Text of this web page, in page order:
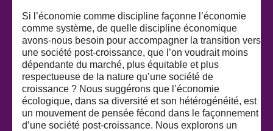
Si l’économie comme discipline façonne l’économie
comme système, de quelle discipline économique
avons-nous besoin pour accompagner la transition vers
une société post-croissance, que l’on voudrait moins
dépendante du marché, plus équitable et plus
respectueuse de la nature qu’une société de
croissance ? Nous suggérons que l’économie
écologique, dans sa diversité et son hétérogénéité, est
un mouvement de pensée fécond dans le façonnement
d’une société post-croissance. Nous explorons un